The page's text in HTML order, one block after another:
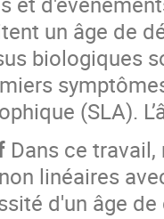
un âge de
biologiques
(SLA).
Dans ce travail,
linéaires
d'un âge